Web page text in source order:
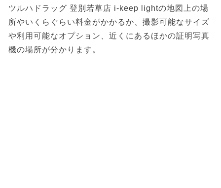
ツルハドラッグ 登別若草店 i-keep lightの地図上の場
所やいくらぐらい料金がかかるか、撮影可能なサイズ
や利用可能なオプション、近くにあるほかの証明写真
機の場所が分かります。